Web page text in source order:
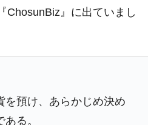
れている。6カ月で対前年同期比
ChosunBiz』に出ていまし
を預け、あらかじめ決め
る。